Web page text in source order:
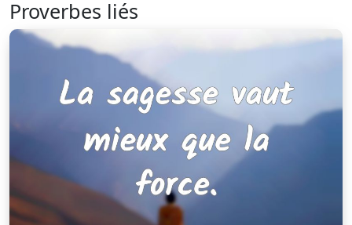
Proverbes liés